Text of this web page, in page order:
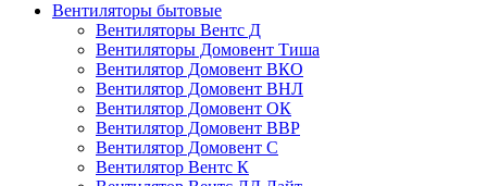
Вентиляторы бытовые
Вентиляторы Вентс Д
Вентиляторы Домовент Тиша
Вентилятор Домовент ВКО
Вентилятор Домовент ВНЛ
Вентилятор Домовент ОК
Вентилятор Домовент ВВР
Вентилятор Домовент С
Вентилятор Вентс К